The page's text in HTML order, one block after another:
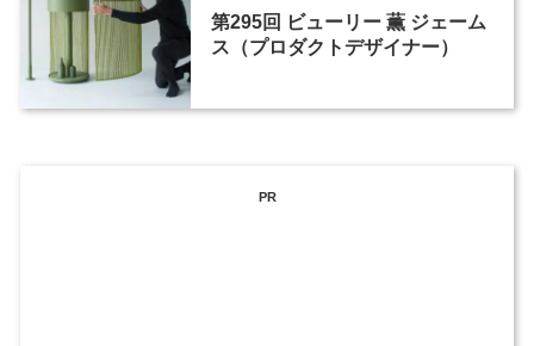
第295回 ビューリー 薫 ジェーム
ス（プロダクトデザイナー）
PR